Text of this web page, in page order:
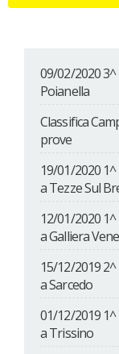
09/02/2020 3^
Poianella
Classifica
prove
19/01/2020
a Tezze Sul
12/01/2020
a Galliera
15/12/2019
a Sarcedo
01/12/2019 1^
a Trissino